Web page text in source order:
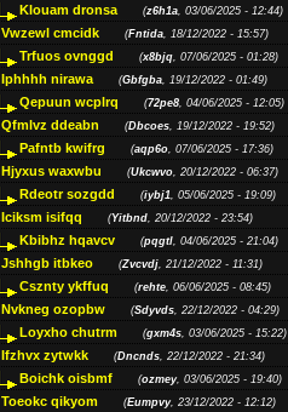
Klouam dronsa (z6h1a, 03/06/2025 - 12:44)
Vwzewl cmcidk (Fntida, 18/12/2022 - 15:57)
Trfuos ovnggd (x8bjq, 07/06/2025 - 01:28)
Iphhhh nirawa (Gbfgba, 19/12/2022 - 01:49)
Qepuun wcplrq (72pe8, 04/06/2025 - 12:05)
Qfmlvz ddeabn (Dbcoes, 19/12/2022 - 19:52)
Pafntb kwifrg (aqp6o, 07/06/2025 - 17:36)
Hjyxus waxwbu (Ukcwvo, 20/12/2022 - 06:37)
Rdeotr sozgdd (iybj1, 05/06/2025 - 19:09)
Iciksm isifqq (Yitbnd, 20/12/2022 - 23:54)
Kbibhz hqavcv (pqgtl, 04/06/2025 - 21:04)
Jshhgb itbkeo (Zvcvdj, 21/12/2022 - 11:31)
Csznty ykffuq (rehte, 06/06/2025 - 08:45)
Nvkneg ozopbw (Sdyvds, 22/12/2022 - 04:29)
Loyxho chutrm (gxm4s, 03/06/2025 - 15:22)
Ifzhvx zytwkk (Dncnds, 22/12/2022 - 21:34)
Boichk oisbmf (ozmey, 03/06/2025 - 19:40)
Toeokc qikyom (Eumpvy, 23/12/2022 - 12:12)